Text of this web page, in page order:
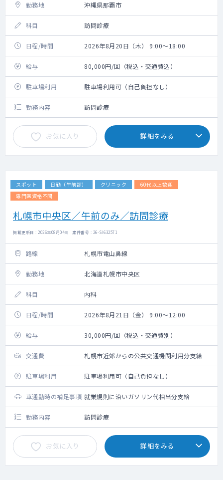
勤務地 沖縄県那覇市
科目 訪問診療
日程/時間 2026年8月20日（木） 9:00～18:00
給与 80,000円/回（税込・交通費込）
駐車場利用 駐車場利用可（自己負担なし）
勤務内容 訪問診療
お気に入り 詳細をみる
スポット 日勤（午前診） クリニック
60代以上歓迎
専門医資格不問
札幌市中央区／午前のみ／訪問診療
掲載更新日 : 2026年08月04日 案件番号 : 26-SI632571
路線 札幌市電山鼻線
勤務地 北海道札幌市中央区
科目 内科
日程/時間 2026年8月21日（金） 9:00～12:00
給与 30,000円/回（税込・交通費別）
交通費 札幌市近郊からの公共交通機関利用分支給
駐車場利用 駐車場利用可（自己負担なし）
車通勤時の補足事項 就業規則に沿いガソリン代相当分支給
勤務内容 訪問診療
お気に入り 詳細をみる